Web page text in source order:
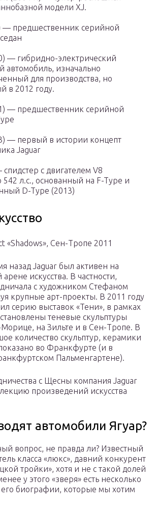
модели XJ.
— предшественник серийной
— гибридно-электрический
автомобиль, изначально
для производства, но
в 2012 году.
— предшественник серийной
— первый в истории концепт
Jaguar
с двигателем V8
л.с., основанный на F-Type и
D-Type (2013)
«Shadows», Сен-Тропе 2011
назад Jaguar был активен на
искусства. В частности,
с художником Стефаном
крупные арт-проекты. В 2011 году
серию выставок «Тени», в рамках
теневые скульптуры
на Зильте и в Сен-Тропе. В
количество скульптур, керамики
во Франкфурте (и в
Пальменгартене).
с Щесны компания Jaguar
произведений искусства
автомобили Ягуар?
вопрос, не правда ли? Известный
класса «люкс», давний конкурент
тройки», хотя и не с такой долей
у этого «зверя» есть несколько
биографии, которые мы хотим